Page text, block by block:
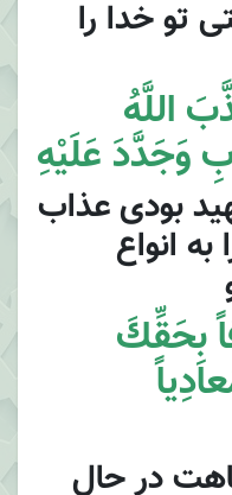
تو خدا را
اللَّهُ
وَجَدَّدَ عَلَيْهِ
بودى عذاب
انواع
بِحَقِّكَ
در حال